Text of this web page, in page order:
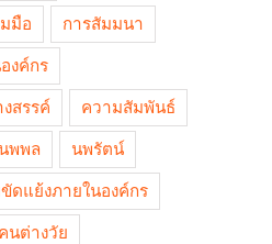
มือ การสัมมนา
งค์กร
สรรค์ ความสัมพันธ์
นพพล นพรัตน์
ดแย้งภายในองค์กร
นต่างวัย